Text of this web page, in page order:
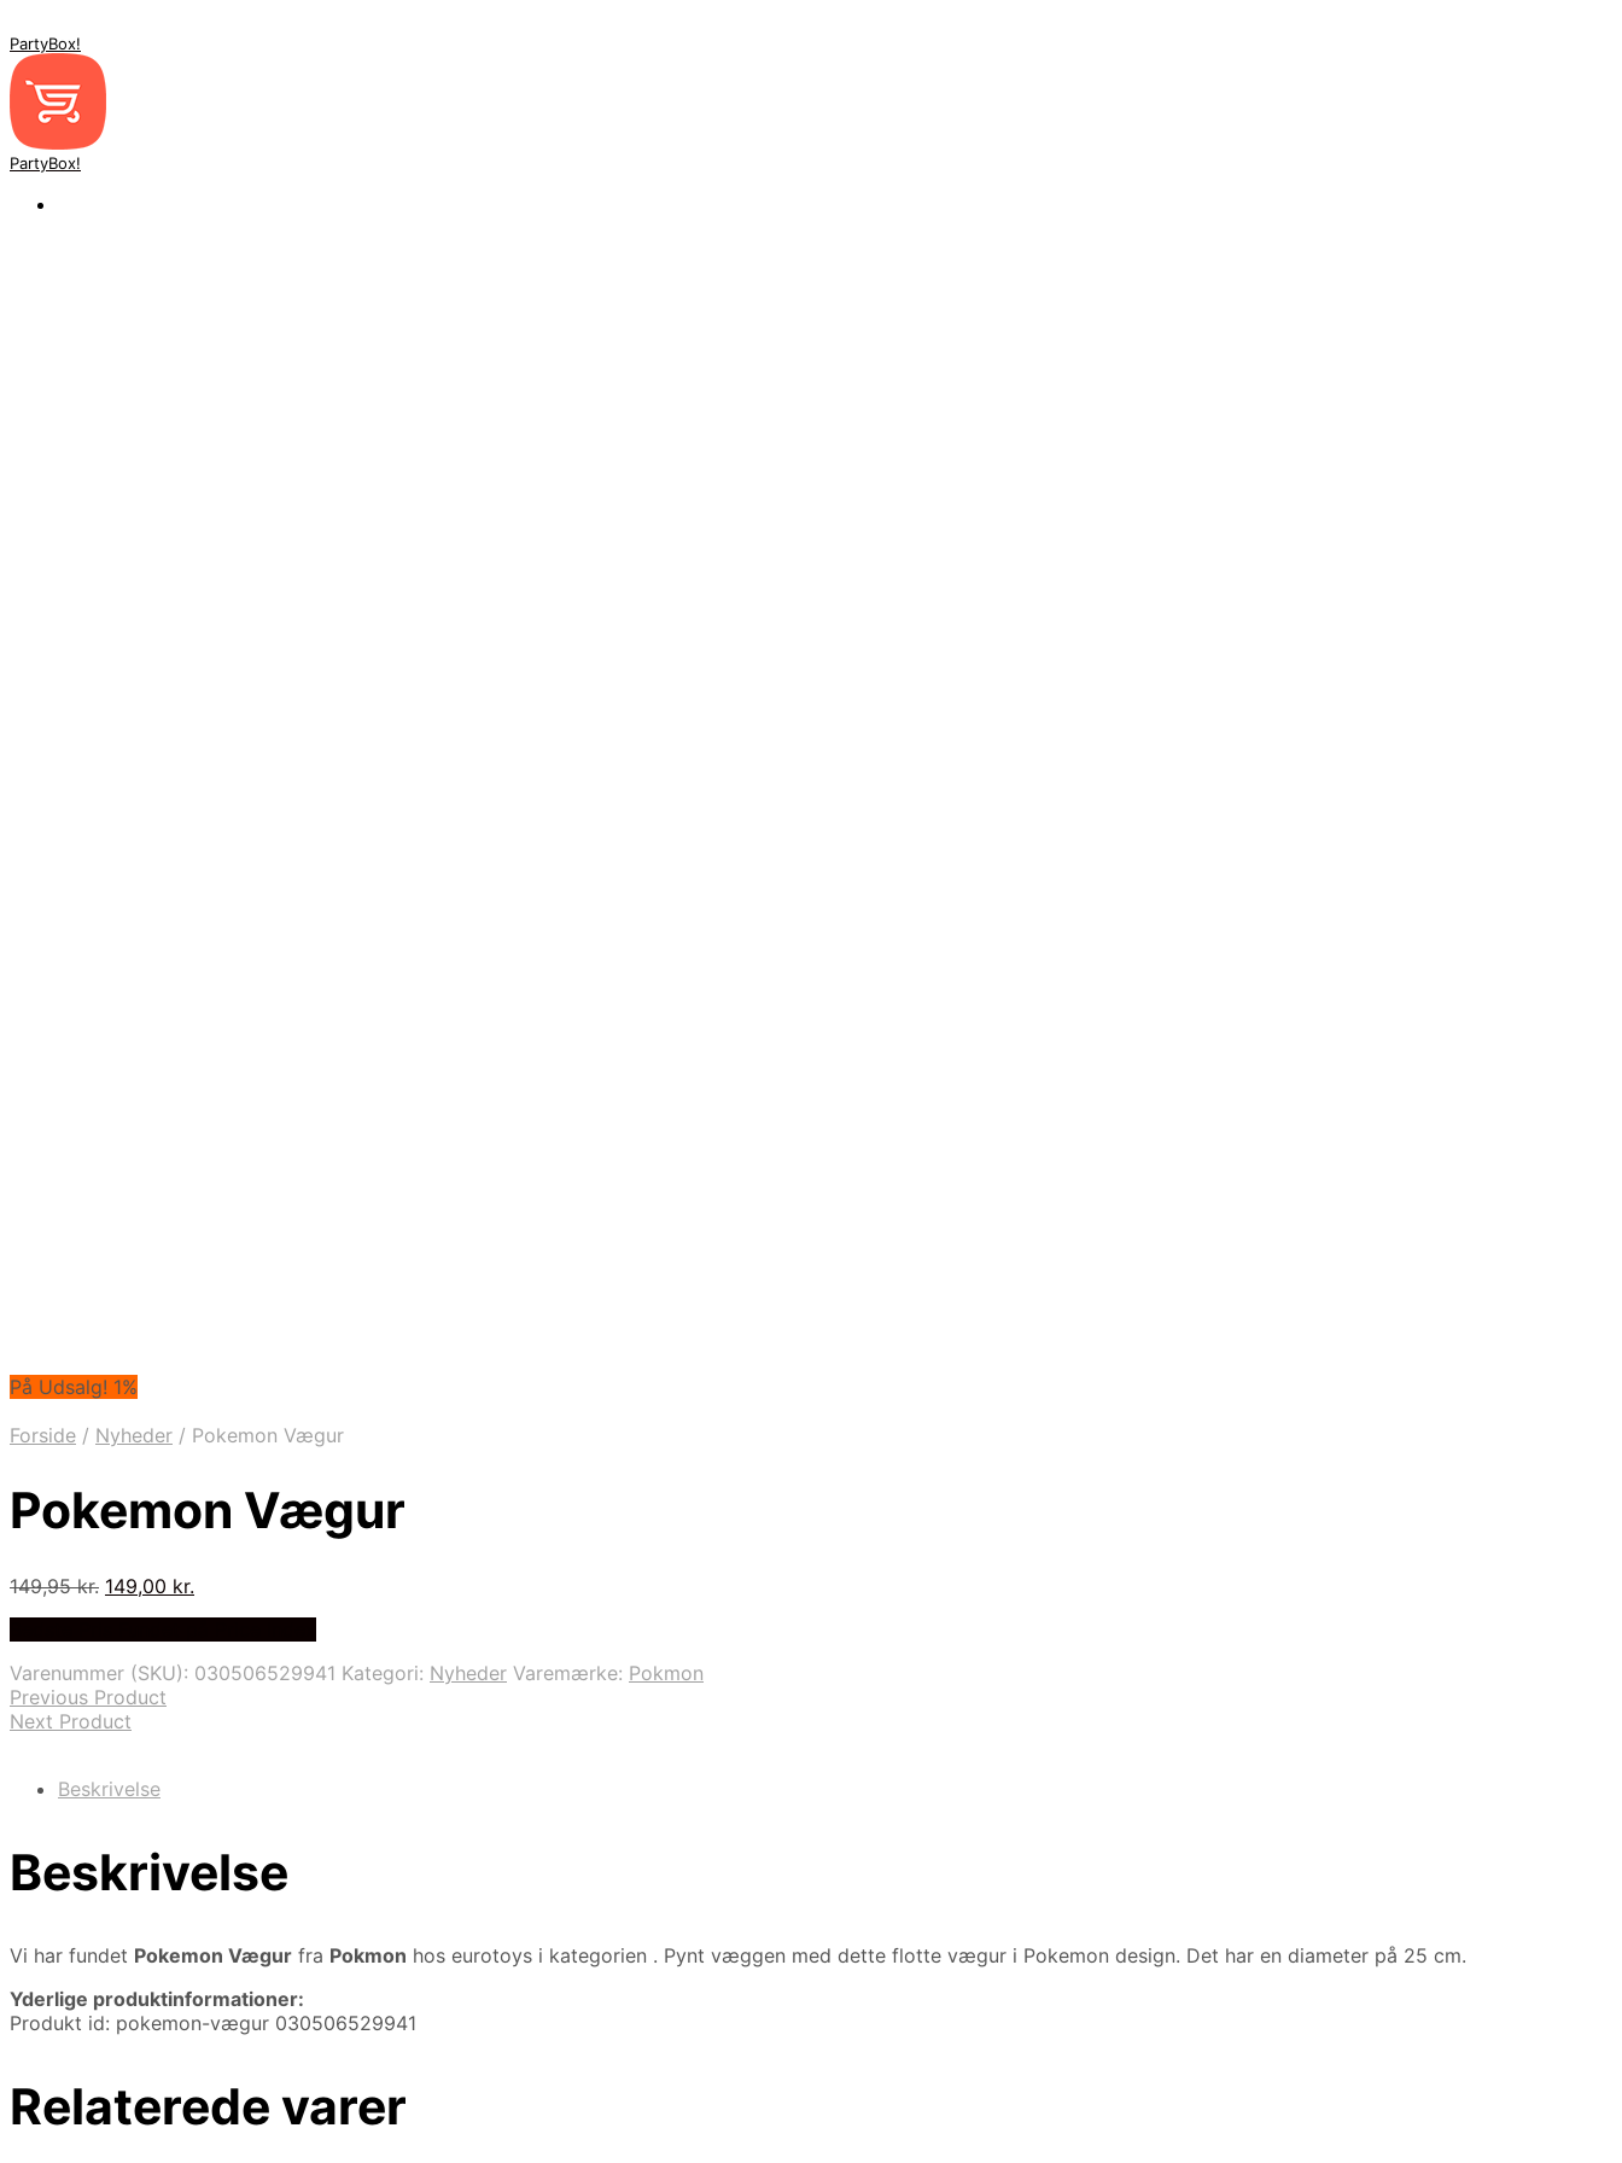
PartyBox!
PartyBox!
På Udsalg! 1%
Forside / Nyheder / Pokemon Vægur
Pokemon Vægur
149,95kr. Den
149,95 kr..
149,00 kr.
149,00 kr..
Varenummer (SKU): 030506529941 Kategori: Nyheder Varemærke: Pokmon
Previous Product
Next Product
Beskrivelse
Beskrivelse
Vi har fundet Pokemon Vægur fra Pokmon hos eurotoys i kategorien . Pynt væggen med dette flotte vægur i Pokemon design. Det har en diameter på 25 cm.
Yderlige produktinformationer:
Produkt id: pokemon-vægur 030506529941
Relaterede varer